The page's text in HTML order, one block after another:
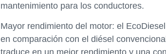
mantenimiento para los conductores.
Mayor rendimiento del motor: el
en comparación con el diésel
traduce en un mejor rendimiento y una